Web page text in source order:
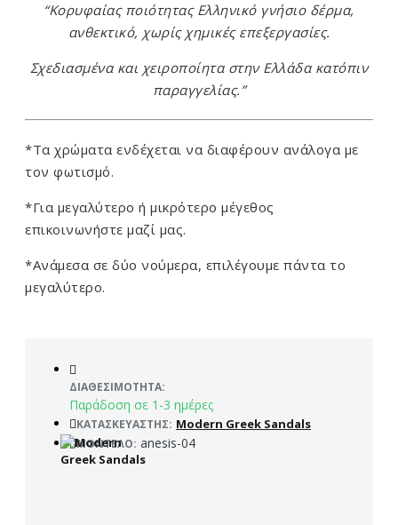
“Κορυφαίας ποιότητας Ελληνικό γνήσιο δέρμα,
ανθεκτικό, χωρίς χημικές επεξεργασίες.
Σχεδιασμένα και χειροποίητα στην Ελλάδα κατόπιν
παραγγελίας.”
*Τα χρώματα ενδέχεται να διαφέρουν ανάλογα με
τον φωτισμό.
*Για μεγαλύτερο ή μικρότερο μέγεθος
επικοινωνήστε μαζί μας.
*Ανάμεσα σε δύο νούμερα, επιλέγουμε πάντα το
μεγαλύτερο.
ΔΙΑΘΕΣΙΜΌΤΗΤΑ:
Παράδοση σε 1-3 ημέρες
ΚΑΤΑΣΚΕΥΑΣΤΉΣ: Modern Greek Sandals
ΜΟΝΤΈΛΟ: anesis-04